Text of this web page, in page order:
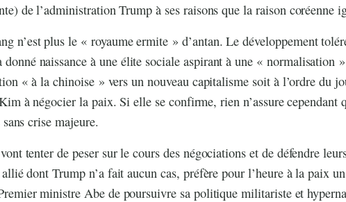
de l’administration Trump à ses raisons que la raison coréenne
n’est plus le « royaume ermite » d’antan. Le développement
donné naissance à une élite sociale aspirant à une « normalisation
« à la chinoise » vers un nouveau capitalisme soit à l’ordre du
à négocier la paix. Si elle se confirme, rien n’assure cependant
crise majeure.
tenter de peser sur le cours des négociations et de défendre
dont Trump n’a fait aucun cas, préfère pour l’heure à la paix
ministre Abe de poursuivre sa politique militariste et